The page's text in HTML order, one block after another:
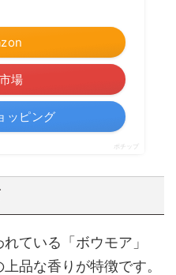
場
ッピング
ポチップ
ている「ボウモア」
品な香りが特徴です。